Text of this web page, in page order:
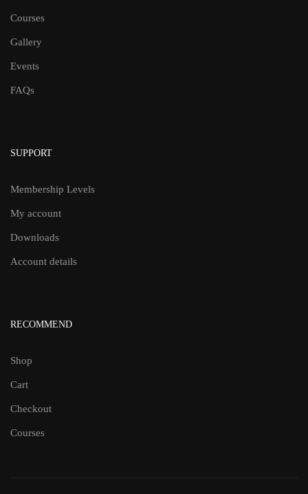
Courses
Gallery
Events
FAQs
SUPPORT
Membership Levels
My account
Downloads
Account details
RECOMMEND
Shop
Cart
Checkout
Courses